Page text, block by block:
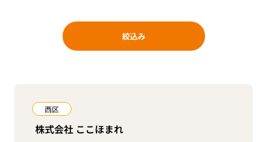
絞込み
西区
株式会社 ここほまれ